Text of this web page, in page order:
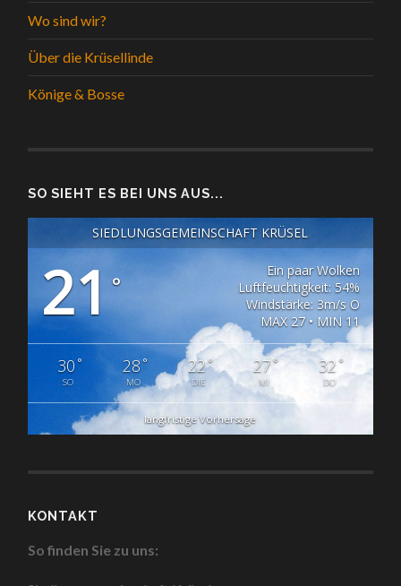
Wo sind wir?
Über die Krüsellinde
Könige & Bosse
SO SIEHT ES BEI UNS AUS...
SIEDLUNGSGEMEINSCHAFT KRÜSEL
21°
Ein paar Wolken
Luftfeuchtigkeit: 54%
Windstärke: 3m/s O
MAX 27 • MIN 11
30°
SO
28°
MO
22°
DIE
27°
MI
32 °
DO
langfristige Vorhersage
KONTAKT
So finden Sie zu uns: